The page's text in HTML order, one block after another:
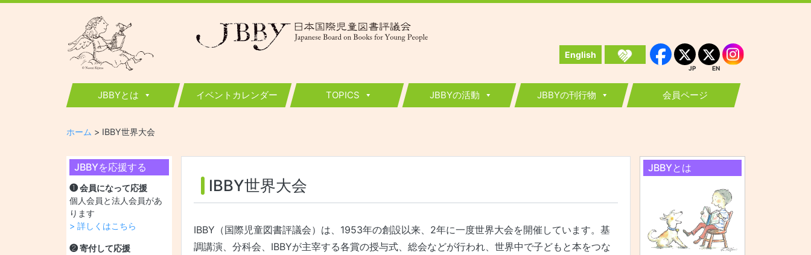
JBBY
日本国際児童図書評議会 English Facebook
JP
JP
EN
EN Instagram
JBBYとは イベントカレンダー TOPICS JBBYの活動 JBBYの刊行物 会員ページ
ホーム > IBBY世界大会
JBBYを応援する
❶ 会員になって応援
個人会員と法人会員があ
ります
> 詳しくはこちら
❷ 寄付して応援
IBBY世界大会
IBBY（国際児童図書評議会）は、1953年の創設以来、2年に一度世界大会を開催しています。基
調講演、分科会、IBBYが主宰する各賞の授与式、総会などが行われ、世界中で子どもと本をつな
JBBYとは